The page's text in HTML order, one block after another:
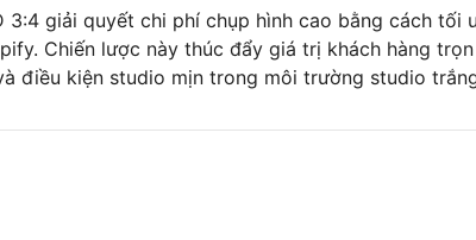
3:4 giải quyết chi phí chụp hình cao bằng cách tối
Chiến lược này thúc đẩy giá trị khách hàng
điều kiện studio mịn trong môi trường studio